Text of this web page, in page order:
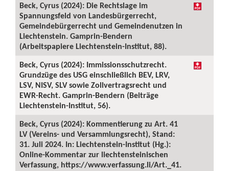
Beck, Cyrus (2024): Die Rechtslage im
Spannungsfeld von Landesbürgerrecht,
Gemeindebürgerrecht und Gemeindenutzen in
Liechtenstein. Gamprin-Bendern
(Arbeitspapiere Liechtenstein-Institut, 88).
Beck, Cyrus (2024): Immissionsschutzrecht.
Grundzüge des USG einschließlich BEV, LRV,
LSV, NISV, SLV sowie Zollvertragsrecht und
EWR-Recht. Gamprin-Bendern (Beiträge
Liechtenstein-Institut, 56).
Beck, Cyrus (2024): Kommentierung zu Art. 41
LV (Vereins- und Versammlungsrecht), Stand:
31. Juli 2024. In: Liechtenstein-Institut (Hg.):
Online-Kommentar zur liechtensteinischen
Verfassung, https://www.verfassung.li/Art._41.